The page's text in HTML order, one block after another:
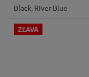
Black, River Blue
ZĽAVA